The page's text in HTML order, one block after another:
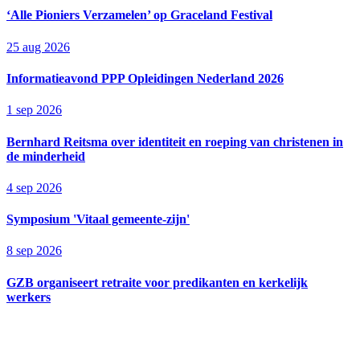
‘Alle Pioniers Verzamelen’ op Graceland Festival
25 aug 2026
Informatieavond PPP Opleidingen Nederland 2026
1 sep 2026
Bernhard Reitsma over identiteit en roeping van christenen in
de minderheid
4 sep 2026
Symposium 'Vitaal gemeente-zijn'
8 sep 2026
GZB organiseert retraite voor predikanten en kerkelijk
werkers